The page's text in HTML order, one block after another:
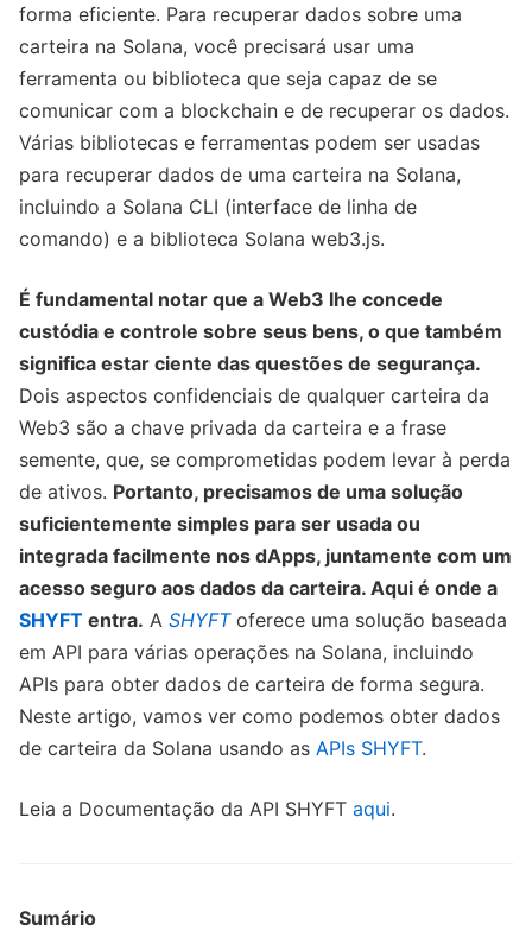
forma eficiente. Para recuperar dados sobre uma
carteira na Solana, você precisará usar uma
ferramenta ou biblioteca que seja capaz de se
comunicar com a blockchain e de recuperar os dados.
Várias bibliotecas e ferramentas podem ser usadas
para recuperar dados de uma carteira na Solana,
incluindo a Solana CLI (interface de linha de
comando) e a biblioteca Solana web3.js.
É fundamental notar que a Web3 lhe concede
custódia e controle sobre seus bens, o que também
significa estar ciente das questões de segurança.
Dois aspectos confidenciais de qualquer carteira da
Web3 são a chave privada da carteira e a frase
semente, que, se comprometidas podem levar à perda
de ativos. Portanto, precisamos de uma solução
suficientemente simples para ser usada ou
integrada facilmente nos dApps, juntamente com um
acesso seguro aos dados da carteira. Aqui é onde a
SHYFT entra. A SHYFT oferece uma solução baseada
em API para várias operações na Solana, incluindo
APIs para obter dados de carteira de forma segura.
Neste artigo, vamos ver como podemos obter dados
de carteira da Solana usando as APIs SHYFT.
Leia a Documentação da API SHYFT aqui.
Sumário